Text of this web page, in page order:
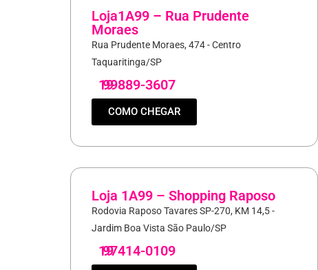
Loja1A99 – Rua Prudente
Moraes
Rua Prudente Moraes, 474 - Centro
Taquaritinga/SP
19
99889-3607
COMO CHEGAR
Loja 1A99 – Shopping Raposo
Rodovia Raposo Tavares SP-270, KM 14,5 -
Jardim Boa Vista São Paulo/SP
19
97414-0109